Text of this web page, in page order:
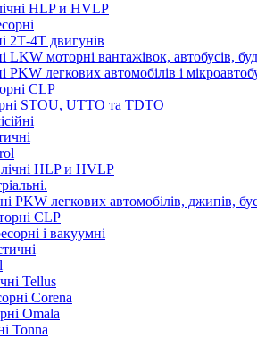
HLP и HVLP
2Т-4Т двигунів
моторні вантажівок, автобусів,
легкових автомобілів і
CLP
STOU, UTTO та TDTO
HLP и HVLP
PKW легкових автомобілів, джипів,
CLP
і вакуумні
Tellus
Corena
Omala
Tonna